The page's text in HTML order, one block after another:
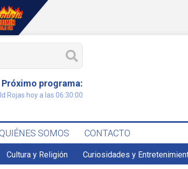
Próximo programa:
Rojas hoy a las 06:30:00
SOMOS CONTACTO
Cultura y Religión Curiosidades y